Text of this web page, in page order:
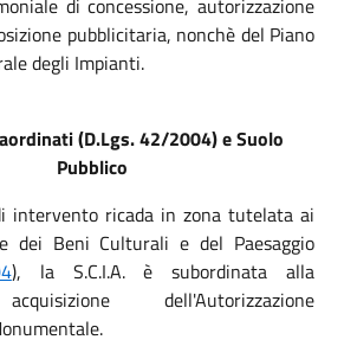
pubblicitaria, nonchè del Piano
degli Impianti.
(D.Lgs. 42/2004) e Suolo
Pubblico
intervento ricada in zona tutelata ai
dei Beni Culturali e del Paesaggio
), la S.C.I.A. è subordinata alla
dell'Autorizzazione